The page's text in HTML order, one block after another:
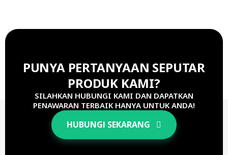
PUNYA PERTANYAAN SEPUTAR
PRODUK KAMI?
SILAHKAN HUBUNGI KAMI DAN DAPATKAN
PENAWARAN TERBAIK HANYA UNTUK ANDA!
HUBUNGI SEKARANG